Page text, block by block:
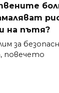
на пътя?
за
повечето